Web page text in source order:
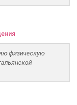
физическую